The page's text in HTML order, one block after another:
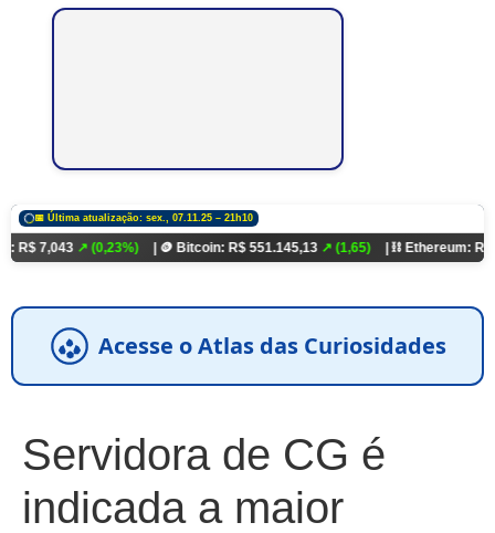
📅 Última atualização: sex., 07.11.25 – 21h10
↗ (0,23%) | 🪙 Bitcoin: R$ 551.145,13↗ (1,65) | ⛓️ Ethereum: R$
Acesse o Atlas das Curiosidades
Servidora de CG é
indicada a maior